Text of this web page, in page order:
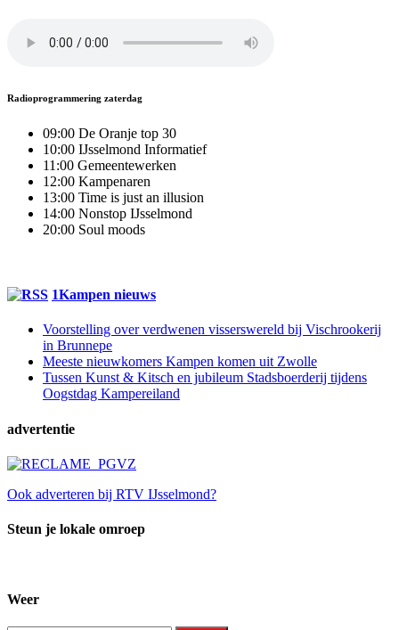
Radioprogrammering zaterdag
09:00 De Oranje top 30
10:00 IJsselmond Informatief
11:00 Gemeentewerken
12:00 Kampenaren
13:00 Time is just an illusion
14:00 Nonstop IJsselmond
20:00 Soul moods
1Kampen nieuws
Voorstelling over verdwenen visserswereld bij Vischrookerij
in Brunnepe
Meeste nieuwkomers Kampen komen uit Zwolle
Tussen Kunst & Kitsch en jubileum Stadsboerderij tijdens
Oogstdag Kampereiland
advertentie
Ook adverteren bij RTV IJsselmond?
Steun je lokale omroep
Weer